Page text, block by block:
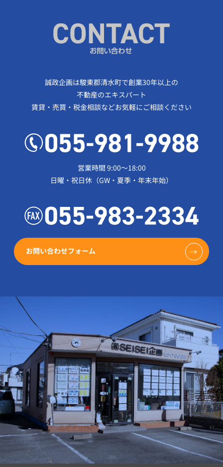
誠政企画は駿東郡清水町で創業30年以上の
不動産のエキスパート
賃貸・売買・税金相談などお気軽にご相談ください
営業時間 9:00～18:00
日曜・祝日休（GW・夏季・年末年始）
お問い合わせフォーム